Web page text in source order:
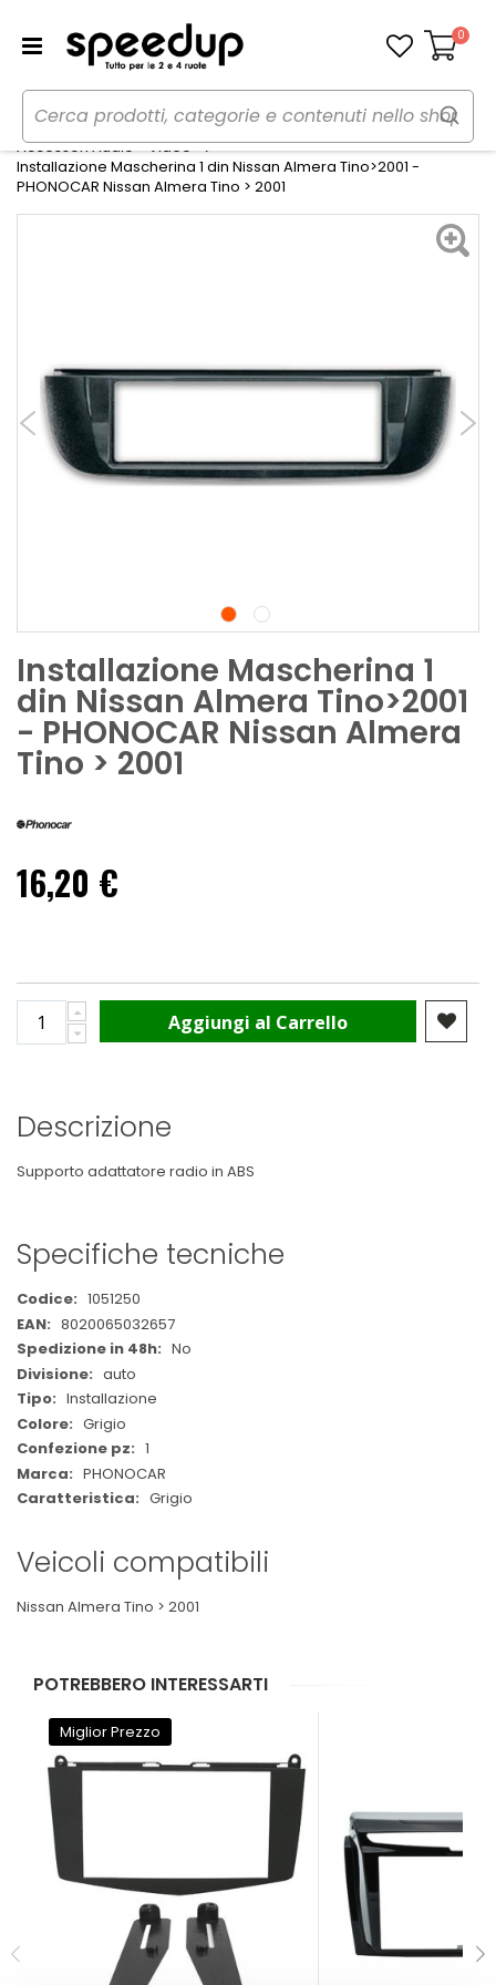
Carrello
0
Home Auto
Audio elettronica mobile
Accessori Audio - Video
Installazione Mascherina 1 din Nissan Almera Tino>2001 -
PHONOCAR Nissan Almera Tino > 2001
Installazione Mascherina 1
din Nissan Almera Tino>2001
- PHONOCAR Nissan Almera
Tino > 2001
16,20 €
Aggiungi al Carrello
Descrizione
Supporto adattatore radio in ABS
Specifiche tecniche
Maggiori
Informazioni
1051250
8020065032657
No
auto
Installazione
Grigio
1
PHONOCAR
Grigio
Veicoli compatibili
Nissan Almera Tino > 2001
POTREBBERO INTERESSARTI
Miglior Prezzo